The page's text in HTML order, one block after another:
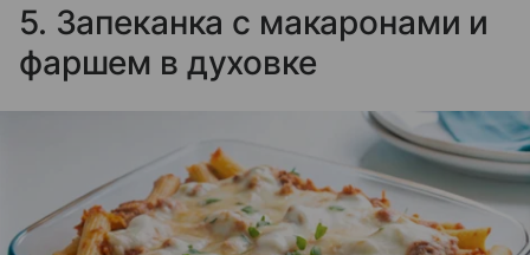
5. Запеканка с макаронами и
фаршем в духовке